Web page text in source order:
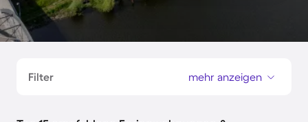
Filter mehr anzeigen